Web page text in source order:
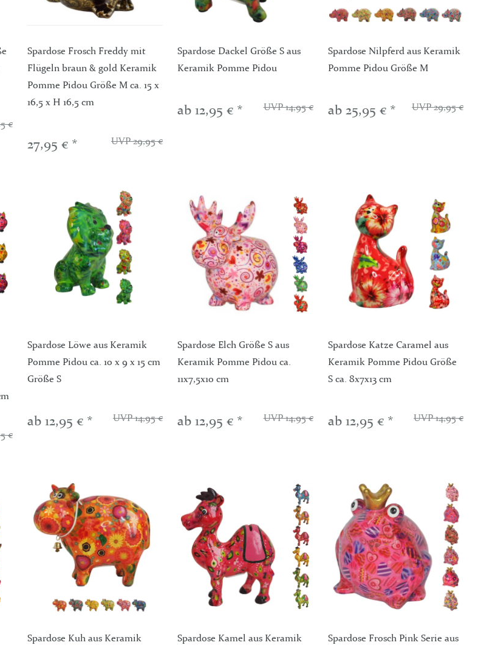
10,5 cm
Slow Feeder Gitter Heusack für 4-6 kg,
Öffnungen 4 cm mit Klettverschluß sowie
Ringen und Schlaufen
€
Spardose Frosch Freddy mit
Flügeln braun & gold Keramik
Pomme Pidou Größe M ca. 15 x
16,5 x H 16,5 cm
UVP 29,95 €
27,95 € *
Spardose Dackel Größe S aus
Keramik Pomme Pidou
UVP 14,95 €
ab 12,95 € *
Spardose Nilpferd aus Keramik
Pomme Pidou Größe M
UVP 29,95 €
ab 25,95 € *
€
Spardose Löwe aus Keramik
Pomme Pidou ca. 10 x 9 x 15 cm
Größe S
UVP 14,95 €
ab 12,95 € *
Spardose Elch Größe S aus
Keramik Pomme Pidou ca.
11x7,5x10 cm
UVP 14,95 €
ab 12,95 € *
Spardose Katze Caramel aus
Keramik Pomme Pidou Größe
S ca. 8x7x13 cm
UVP 14,95 €
ab 12,95 € *
Spardose Kuh aus Keramik
Spardose Kamel aus Keramik
Spardose Frosch Pink Serie aus